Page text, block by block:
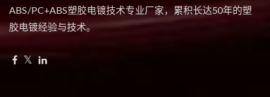
ABS/PC+ABS塑胶电镀技术专业厂家，累积长达50年的塑
胶电镀经验与技术。